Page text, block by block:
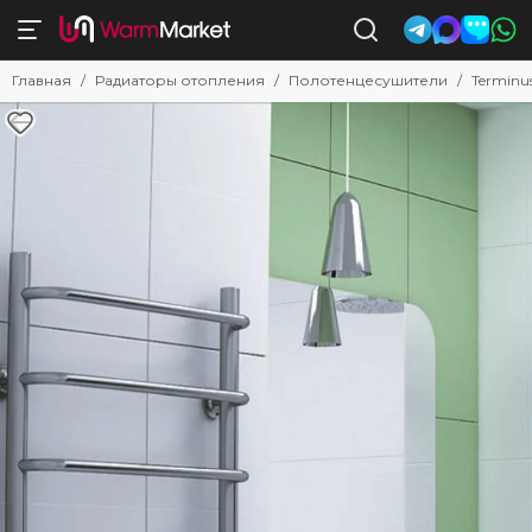
Полотенцесушители
Смотреть все товары
Комбинированные
Водяные с боковым подключением
Недорогие электрические
Поворотные
Квадратные и прямоугольные
Узкие
Бронзовые
Главная Радиаторы отопления Полотенцесушители